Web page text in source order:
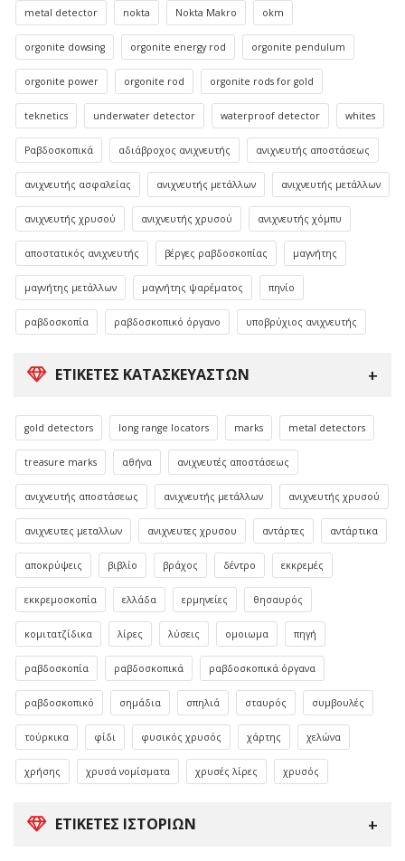
metal detector nokta Nokta Makro okm
orgonite dowsing orgonite energy rod orgonite pendulum
orgonite power orgonite rod orgonite rods for gold
teknetics underwater detector waterproof detector whites
Ραβδοσκοπικά αδιάβροχος ανιχνευτής ανιχνευτής αποστάσεως
ανιχνευτής ασφαλείας ανιχνευτής μετάλλων ανιχνευτής μετάλλων
ανιχνευτής χρυσού ανιχνευτής χρυσού ανιχνευτής χόμπυ
αποστατικός ανιχνευτής βέργες ραβδοσκοπίας μαγνήτης
μαγνήτης μετάλλων μαγνήτης ψαρέματος πηνίο
ραβδοσκοπία ραβδοσκοπικό όργανο υποβρύχιος ανιχνευτής
ΕΤΙΚΈΤΕΣ ΚΑΤΑΣΚΕΥΑΣΤΏΝ
gold detectors long range locators marks metal detectors
treasure marks αθήνα ανιχνευτές αποστάσεως
ανιχνευτής αποστάσεως ανιχνευτής μετάλλων ανιχνευτής χρυσού
ανιχνευτες μεταλλων ανιχνευτες χρυσου αντάρτες αντάρτικα
αποκρύψεις βιβλίο βράχος δέντρο εκκρεμές
εκκρεμοσκοπία ελλάδα ερμηνείες θησαυρός
κομιτατζίδικα λίρες λύσεις ομοιωμα πηγή
ραβδοσκοπία ραβδοσκοπικά ραβδοσκοπικά όργανα
ραβδοσκοπικό σημάδια σπηλιά σταυρός συμβουλές
τούρκικα φίδι φυσικός χρυσός χάρτης χελώνα
χρήσης χρυσά νομίσματα χρυσές λίρες χρυσός
ΕΤΙΚΈΤΕΣ ΙΣΤΟΡΙΏΝ